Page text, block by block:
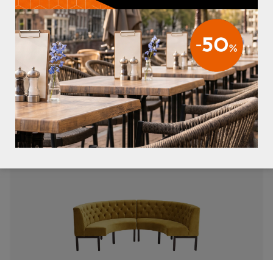
DINERBANK HUGO 3 ELEMENTEN €2.699,85